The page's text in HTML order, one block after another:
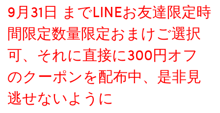
9月31日 までLINEお友達限定時
間限定数量限定おまけご選択
可、それに直接に300円オフ
のクーポンを配布中、是非見
逃せないように